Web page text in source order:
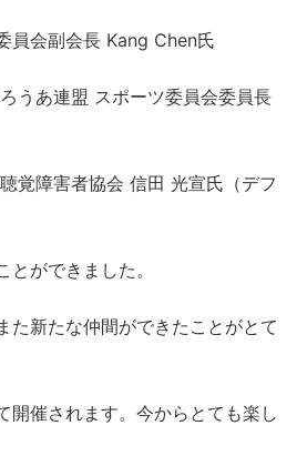
員会副会長 Kang Chen氏
うあ連盟 スポーツ委員会委員長
覚障害者協会 信田 光宣氏（デフ
ができました。
た新たな仲間ができたことがとて
開催されます。今からとても楽し